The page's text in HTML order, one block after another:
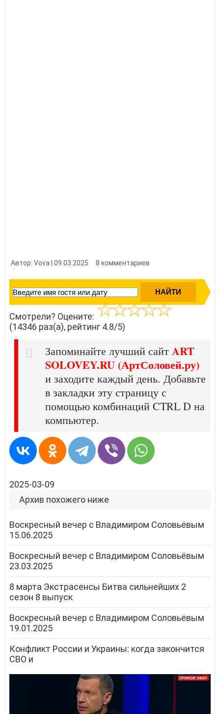
Автор: Vova | 09.03.2025
8 комментариев
Смотрели? Оцените:
(14346 раз(а), рейтинг 4.8/5)
Запоминайте лучший сайт ART
SOLOVEY.RU (АртСоловей.ру)
и заходите каждый день. Добавьте
в закладки эту страницу с
помощью комбинаций CTRL D на
компьютер.
2025-03-09
Архив похожего ниже
Воскресный вечер с Владимиром Соловьёвым
15.06.2025
Воскресный вечер с Владимиром Соловьёвым
23.03.2025
8 марта Экстрасенсы Битва сильнейших 2
сезон 8 выпуск
Воскресный вечер с Владимиром Соловьёвым
19.01.2025
Конфликт России и Украины: когда закончится
СВО и